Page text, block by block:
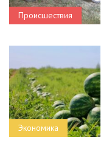
Происшествия
Экономика